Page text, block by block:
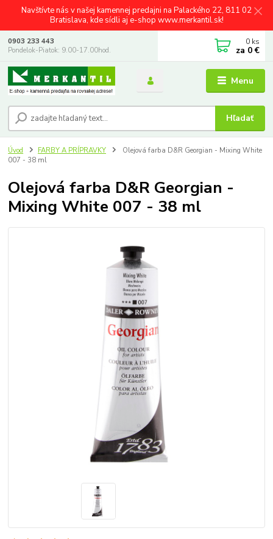
Navštívte nás v našej kamennej predajni na Palackého 22, 811 02
Bratislava, kde sídli aj e-shop www.merkantil.sk!
Menu
Hľadať
0903 233 443
Pondelok-Piatok: 9.00-17.00hod.
0 ks
za 0 €
Úvod FARBY A PRÍPRAVKY
Olejová farba D&R Georgian - Mixing White
007 - 38 ml
Olejová farba D&R Georgian -
Mixing White 007 - 38 ml